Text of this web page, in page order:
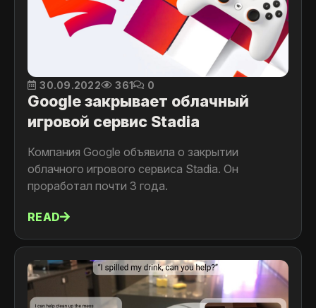
30.09.2022 361 0
Google закрывает облачный
игровой сервис Stadia
Компания Google объявила о закрытии
облачного игрового сервиса Stadia. Он
проработал почти 3 года.
READ